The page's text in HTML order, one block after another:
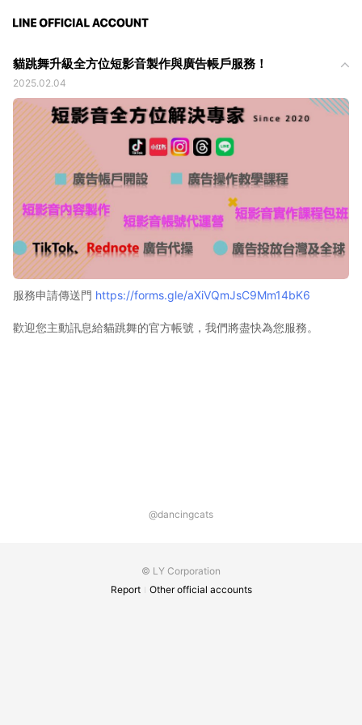
貓跳舞升級全方位短影音製作與廣告帳戶服務！
2025.02.04
服務申請傳送門 https://forms.gle/aXiVQmJsC9Mm14bK6
歡迎您主動訊息給貓跳舞的官方帳號，我們將盡快為您服務。
@dancingcats
© LY Corporation
Report
Other official accounts